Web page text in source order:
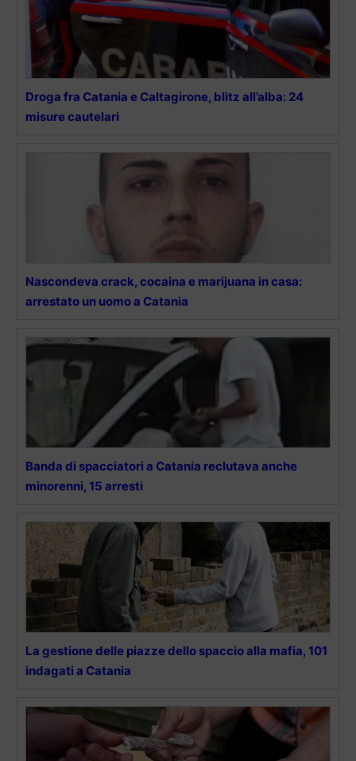
Droga fra Catania e Caltagirone, blitz all’alba: 24
misure cautelari
Nascondeva crack, cocaina e marijuana in casa:
arrestato un uomo a Catania
Banda di spacciatori a Catania reclutava anche
minorenni, 15 arresti
La gestione delle piazze dello spaccio alla mafia, 101
indagati a Catania